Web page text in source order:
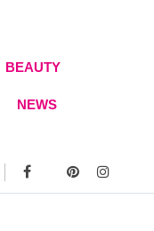
BEAUTY
NEWS